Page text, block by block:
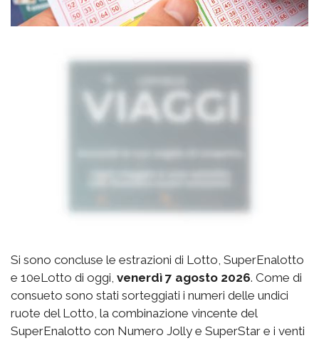
Si sono concluse le estrazioni di Lotto, SuperEnalotto
e 10eLotto di oggi, venerdì 7 agosto 2026. Come di
consueto sono stati sorteggiati i numeri delle undici
ruote del Lotto, la combinazione vincente del
SuperEnalotto con Numero Jolly e SuperStar e i venti